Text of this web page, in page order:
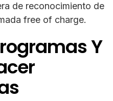
de reconocimiento de
free of charge.
Y